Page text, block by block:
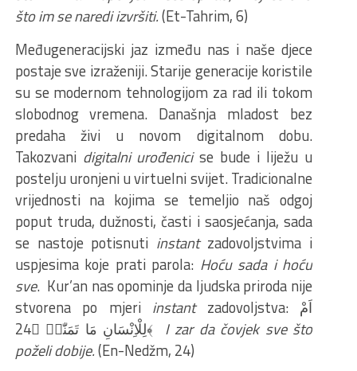
što im se naredi izvršiti.(Et-Tahrim, 6)
Međugeneracijski jaz između nas i naše djece
postaje sve izraženiji. Starije generacije koristile
su se modernom tehnologijom za rad ili tokom
slobodnog vremena. Današnja mladost bez
predaha živi u novom digitalnom dobu.
Takozvani digitalni urođenicise bude i liježu u
postelju uronjeni u virtuelni svijet. Tradicionalne
vrijednosti na kojima se temeljio naš odgoj
poput truda, dužnosti, časti i saosjećanja, sada
se nastoje potisnuti instant zadovoljstvima i
uspjesima koje prati parola: Hoću sada i hoću
sve. Kur’an nas opominje da ljudska priroda nije
stvorena po mjeri instantzadovoljstva: اَمْ
لِلْاِنْسَانِ مَا تَمَنّٰىۘ ﴿24﴾ I zar da čovjek sve što
poželi dobije.(En-Nedžm, 24)